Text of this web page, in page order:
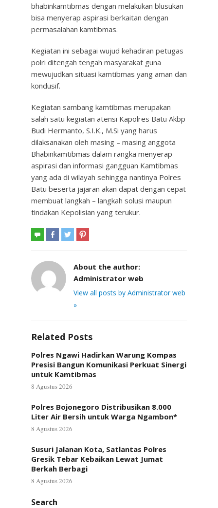
bhabinkamtibmas dengan melakukan blusukan
bisa menyerap aspirasi berkaitan dengan
permasalahan kamtibmas.
Kegiatan ini sebagai wujud kehadiran petugas
polri ditengah tengah masyarakat guna
mewujudkan situasi kamtibmas yang aman dan
kondusif.
Kegiatan sambang kamtibmas merupakan
salah satu kegiatan atensi Kapolres Batu Akbp
Budi Hermanto, S.I.K., M.Si yang harus
dilaksanakan oleh masing – masing anggota
Bhabinkamtibmas dalam rangka menyerap
aspirasi dan informasi gangguan Kamtibmas
yang ada di wilayah sehingga nantinya Polres
Batu beserta jajaran akan dapat dengan cepat
membuat langkah – langkah solusi maupun
tindakan Kepolisian yang terukur.
About the author:
Administrator web
View all posts by Administrator web
»
Related Posts
Polres Ngawi Hadirkan Warung Kompas
Presisi Bangun Komunikasi Perkuat Sinergi
untuk Kamtibmas
8 Agustus 2026
Polres Bojonegoro Distribusikan 8.000
Liter Air Bersih untuk Warga Ngambon*
8 Agustus 2026
Susuri Jalanan Kota, Satlantas Polres
Gresik Tebar Kebaikan Lewat Jumat
Berkah Berbagi
8 Agustus 2026
Search